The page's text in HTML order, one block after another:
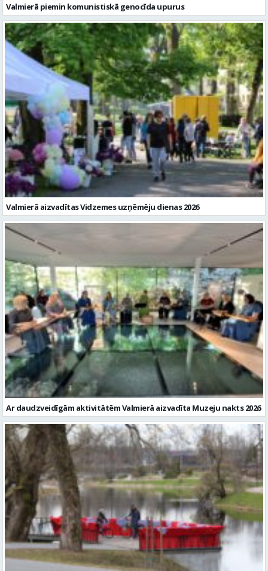
Valmierā piemin komunistiskā genocīda upurus
Valmierā aizvadītas Vidzemes uzņēmēju dienas 2026
Ar daudzveidīgām aktivitātēm Valmierā aizvadīta Muzeju nakts 2026